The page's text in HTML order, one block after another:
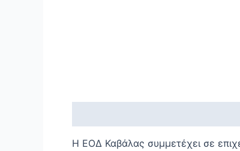
Η ΕΟΔ Καβάλας συμμετέχει σε